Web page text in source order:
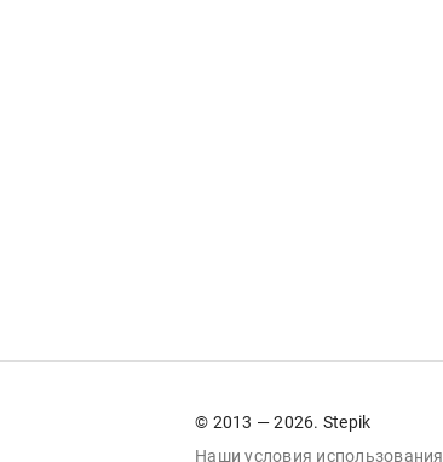
© 2013 — 2026. Stepik
Наши условия использования